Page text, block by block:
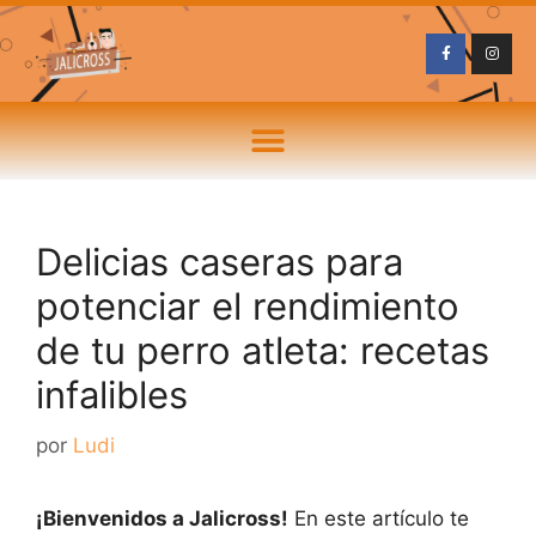
Delicias caseras para
potenciar el rendimiento
de tu perro atleta: recetas
infalibles
por Ludi
¡Bienvenidos a Jalicross! En este artículo te